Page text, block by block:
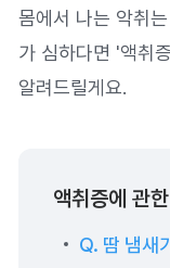
몸에서 나는 악취
가 심하다면 '액취
알려드릴게요.
액취증에 관
Q. 땀 냄새